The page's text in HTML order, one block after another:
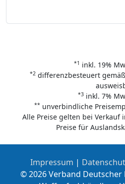
*1 inkl. 19%
*2 differenzbesteuert
*3 inkl. 7%
** unverbindliche
Alle Preise gelten bei Verkauf
Preise für
Impressum |
© 2026 Verband